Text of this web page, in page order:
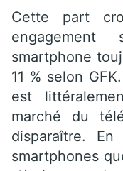
Cette part
smartphone
11 % selon
est
marché du
disparaître.
smartphones